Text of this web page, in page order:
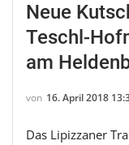
Neue
Teschl-
am
von 16. April 2018
Das Lipizzaner